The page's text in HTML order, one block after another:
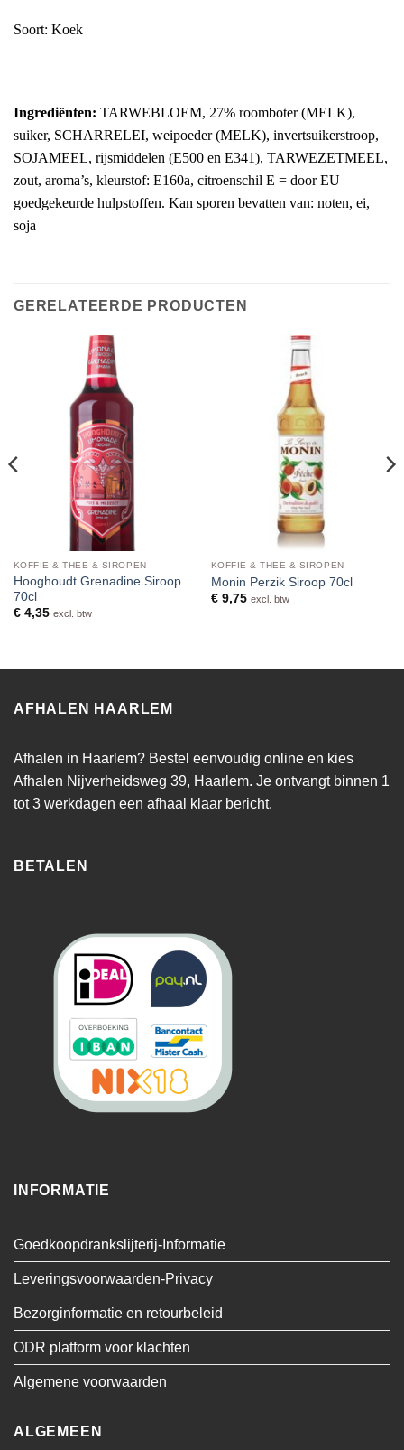
Soort: Koek
Ingrediënten: TARWEBLOEM, 27% roomboter (MELK),
suiker, SCHARRELEI, weipoeder (MELK), invertsuikerstroop,
SOJAMEEL, rijsmiddelen (E500 en E341), TARWEZETMEEL,
zout, aroma’s, kleurstof: E160a, citroenschil E = door EU
goedgekeurde hulpstoffen. Kan sporen bevatten van: noten, ei,
soja
GERELATEERDE PRODUCTEN
KOFFIE & THEE & SIROPEN
Hooghoudt Grenadine Siroop
70cl
€4,35 excl. btw
KOFFIE & THEE & SIROPEN
Monin Perzik Siroop 70cl
€9,75 excl. btw
AFHALEN HAARLEM
Afhalen in Haarlem? Bestel eenvoudig online en kies
Afhalen Nijverheidsweg 39, Haarlem. Je ontvangt binnen 1
tot 3 werkdagen een afhaal klaar bericht.
BETALEN
INFORMATIE
Goedkoopdrankslijterij-Informatie
Leveringsvoorwaarden-Privacy
Bezorginformatie en retourbeleid
ODR platform voor klachten
Algemene voorwaarden
ALGEMEEN